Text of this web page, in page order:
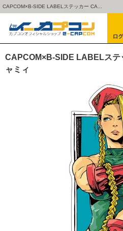
CAPCOM×B-SIDE LABELステッカー CA...
CAPCOM×B-SIDE LABELステ
ャミィ